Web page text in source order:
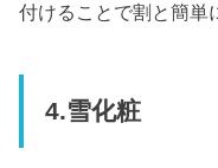
付けることで割と簡単
4.雪化粧